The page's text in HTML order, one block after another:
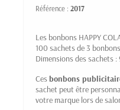
Référence : 2017
Les bonbons HAPPY
100 sachets de 3
Dimensions des sachets
Cesbonbons
sachet peut être
votre marque lors de